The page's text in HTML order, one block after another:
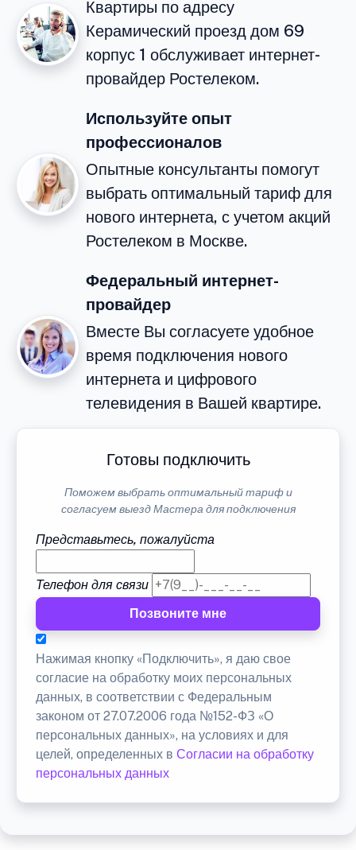
Квартиры по адресу
Керамический проезд дом 69
корпус 1 обслуживает интернет-
провайдер Ростелеком.
Используйте опыт
профессионалов
Опытные консультанты помогут
выбрать оптимальный тариф для
нового интернета, с учетом акций
Ростелеком в Москве.
Федеральный интернет-
провайдер
Вместе Вы согласуете удобное
время подключения нового
интернета и цифрового
телевидения в Вашей квартире.
Готовы подключить
Поможем выбрать оптимальный тариф и
согласуем выезд Мастера для подключения
Представьтесь, пожалуйста
Телефон для связи
Позвоните мне
Нажимая кнопку «Подключить», я даю свое
согласие на обработку моих персональных
данных, в соответствии с Федеральным
законом от 27.07.2006 года №152-ФЗ «О
персональных данных», на условиях и для
целей, определенных в Согласии на обработку
персональных данных